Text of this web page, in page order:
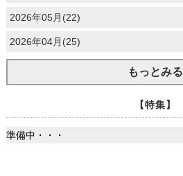
2026年05月(22)
2026年04月(25)
もっとみる
【特集】
準備中・・・